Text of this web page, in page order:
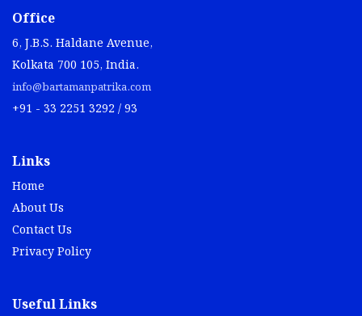
Office
6, J.B.S. Haldane Avenue,
Kolkata 700 105, India.
info@bartamanpatrika.com
+91 - 33 2251 3292 / 93
Links
Home
About Us
Contact Us
Privacy Policy
Useful Links